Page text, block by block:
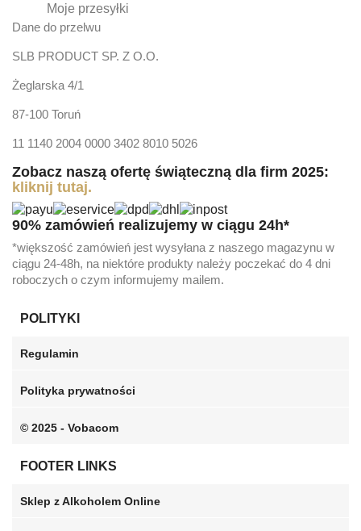
Moje przesyłki
Dane do przelwu
SLB PRODUCT SP. Z O.O.
Żeglarska 4/1
87-100 Toruń
11 1140 2004 0000 3402 8010 5026
Zobacz naszą ofertę świąteczną dla firm 2025:
kliknij tutaj.
90% zamówień realizujemy w ciągu 24h*
*większość zamówień jest wysyłana z naszego magazynu w
ciągu 24-48h, na niektóre produkty należy poczekać do 4 dni
roboczych o czym informujemy mailem.
POLITYKI
Regulamin
Polityka prywatności
© 2025 - Vobacom
FOOTER LINKS
Sklep z Alkoholem Online